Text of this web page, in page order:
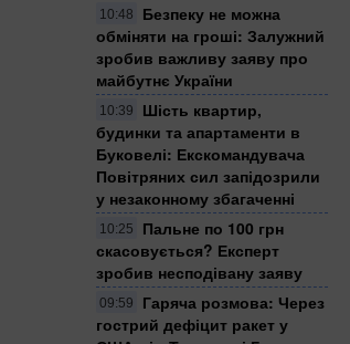
10:48
Безпеку не можна
обміняти на гроші: Залужний
зробив важливу заяву про
майбутнє України
10:39
Шість квартир,
будинки та апартаменти в
Буковелі: Екскомандувача
Повітряних сил запідозрили
у незаконному збагаченні
10:25
Пальне по 100 грн
скасовується? Експерт
зробив несподівану заяву
09:59
Гаряча розмова: Через
гострий дефіцит ракет у